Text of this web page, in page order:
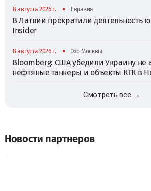
8 августа 2026 г. • Евразия
В Латвии прекратили деятельность
Insider
8 августа 2026 г. • Эхо Москвы
Bloomberg: США убедили Украину не
нефтяные танкеры и объекты КТК в
Смотреть все →
Новости партнеров